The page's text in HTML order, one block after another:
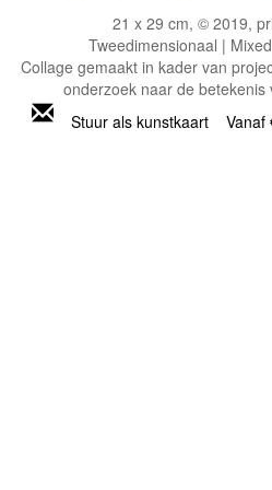
21 x 29 cm, © 2019,
Tweedimensionaal |
Collage gemaakt in kader van
onderzoek naar de betekenis
Stuur als kunstkaart Vanaf